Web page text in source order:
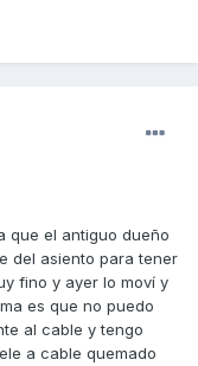
que el antiguo dueño
del asiento para tener
fino y ayer lo moví y
es que no puedo
al cable y tengo
a cable quemado